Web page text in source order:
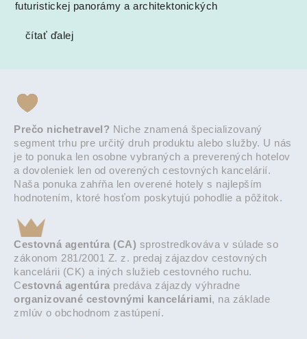
futuristickej panorámy a architektonických
čítať ďalej
Prečo nichetravel? Niche znamená špecializovaný
segment trhu pre určitý druh produktu alebo služby. U nás
je to ponuka len osobne vybraných a preverených hotelov
a dovoleniek len od overených cestovných kancelárií.
Naša ponuka zahŕňa len overené hotely s najlepším
hodnotením, ktoré hosťom poskytujú pohodlie a pôžitok.
Cestovná agentúra (CA) sprostredkováva v súlade so
zákonom 281/2001 Z. z. predaj zájazdov cestovných
kancelárii (CK) a iných služieb cestovného ruchu.
Cestovná agentúra predáva zájazdy výhradne
organizované cestovnými kanceláriami, na základe
zmlúv o obchodnom zastúpení.